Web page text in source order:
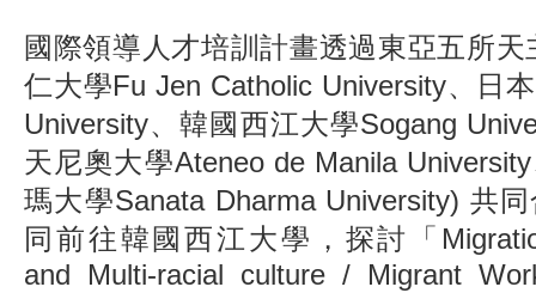
國際領導人才培訓計畫透過東亞五所
仁大學Fu Jen Catholic University、日
University、韓國西江大學Sogang
天尼奧大學Ateneo de Manila
瑪大學Sanata Dharma University) 共
同前往韓國西江大學，探討「
and Multi-racial culture / Migrant